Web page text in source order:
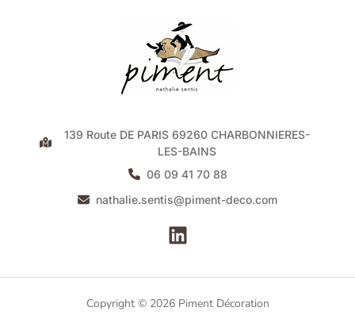
139 Route DE PARIS 69260 CHARBONNIERES-
LES-BAINS
06 09 41 70 88
nathalie.sentis@piment-deco.com
Copyright © 2026 Piment Décoration